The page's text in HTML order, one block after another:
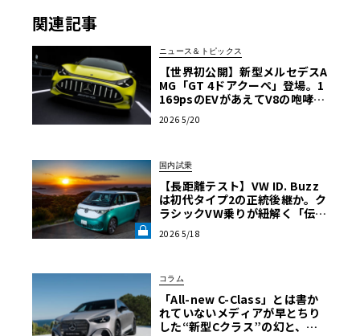
関連記事
ニュース＆トピックス
【世界初公開】新型メルセデスA
MG「GT 4ドアクーペ」登場。1
169psのEVがあえてV8の咆哮を
2026 5/20
国内試乗
【長距離テスト】VW ID. Buzz
は初代タイプ2の正統後継か。ク
ラシックVW乗りが紐解く「伝統
のリアル」《LE VOLANT LA
2026 5/18
コラム
「All-new C-Class」とは書か
れていない――メディアが早とちり
した“新型Cクラス”の幻と、メ